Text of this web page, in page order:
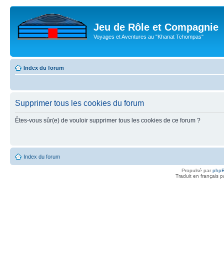
Jeu de Rôle et Compagnie
Voyages et Aventures au "Khanat Tchompas"
Index du forum
Supprimer tous les cookies du forum
Êtes-vous sûr(e) de vouloir supprimer tous les cookies de ce forum ?
Index du forum
Propulsé par
Traduit en français